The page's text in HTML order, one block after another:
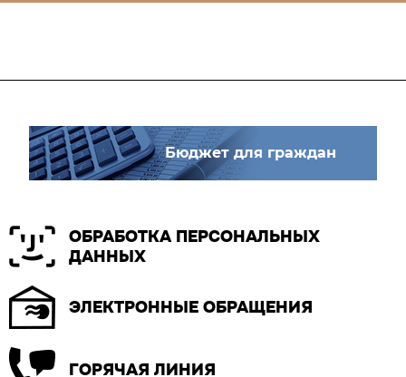
Бюджет для граждан
ОБРАБОТКА ПЕРСОНАЛЬНЫХ
ДАННЫХ
ЭЛЕКТРОННЫЕ ОБРАЩЕНИЯ
ГОРЯЧАЯ ЛИНИЯ